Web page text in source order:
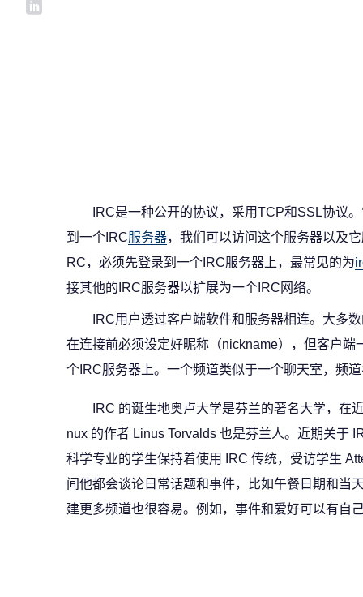
IRC是一种公开的协议，采用TCP和SSL协议
到一个IRC服务器，我们可以访问这个服务器以及
RC，必须先登录到一个IRC服务器上，最常见的为
接其他的IRC服务器以扩展为一个IRC网络。
IRC用户透过客户端软件和服务器相连。大多
在连接前必须设定好昵称（nickname），但客户端
个IRC服务器上。一个频道类似于一个聊天室，频
IRC 的诞生地奥卢大学是芬兰的著名大学，在
nux 的作者 Linus Torvalds 也是芬兰人。近期关于
科学专业的学生保持着使用 IRC 传统，受访学生
间他都会谈论日常话题和事件，比如午餐日期和当
建更多频道也很容易。例如，事件和爱好可以有自